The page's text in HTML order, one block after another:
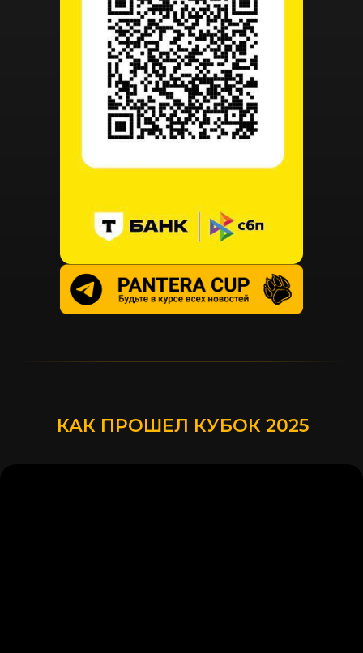
КАК ПРОШЕЛ КУБОК 2025